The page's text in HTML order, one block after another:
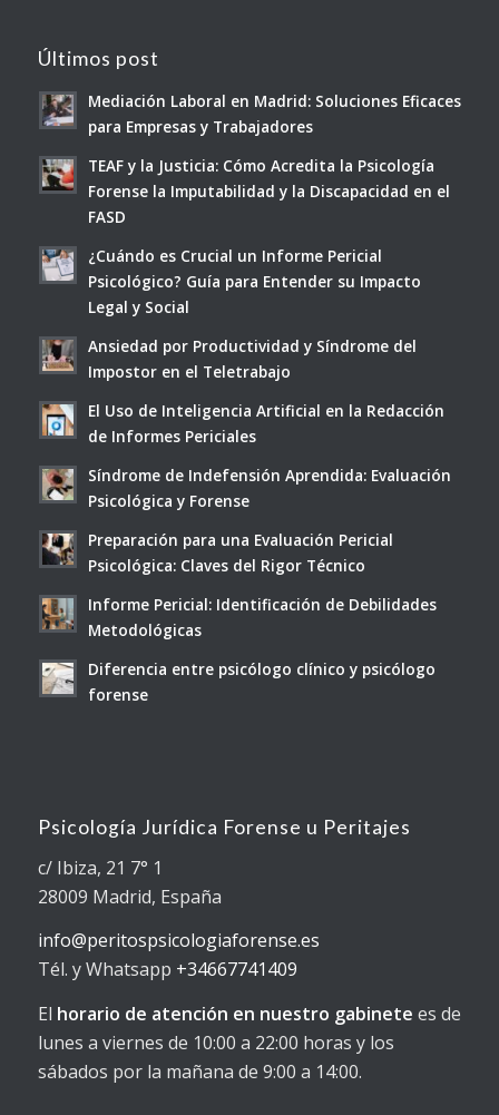
Últimos post
Mediación Laboral en Madrid: Soluciones Eficaces
para Empresas y Trabajadores
TEAF y la Justicia: Cómo Acredita la Psicología
Forense la Imputabilidad y la Discapacidad en el
FASD
¿Cuándo es Crucial un Informe Pericial
Psicológico? Guía para Entender su Impacto
Legal y Social
Ansiedad por Productividad y Síndrome del
Impostor en el Teletrabajo
El Uso de Inteligencia Artificial en la Redacción
de Informes Periciales
Síndrome de Indefensión Aprendida: Evaluación
Psicológica y Forense
Preparación para una Evaluación Pericial
Psicológica: Claves del Rigor Técnico
Informe Pericial: Identificación de Debilidades
Metodológicas
Diferencia entre psicólogo clínico y psicólogo
forense
Psicología Jurídica Forense u Peritajes
c/ Ibiza, 21 7° 1
28009 Madrid, España
info@peritospsicologiaforense.es
Tél. y Whatsapp +34667741409
El horario de atención en nuestro gabinete es de
lunes a viernes de 10:00 a 22:00 horas y los
sábados por la mañana de 9:00 a 14:00.